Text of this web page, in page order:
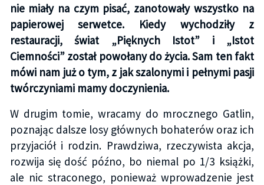
nie miały na czym pisać, zanotowały wszystko na
papierowej serwetce. Kiedy wychodziły z
restauracji, świat „Pięknych Istot” i „Istot
Ciemności” został powołany do życia. Sam ten fakt
mówi nam już o tym, z jak szalonymi i pełnymi pasji
twórczyniami mamy doczynienia.
W drugim tomie, wracamy do mrocznego Gatlin,
poznając dalsze losy głównych bohaterów oraz ich
przyjaciół i rodzin. Prawdziwa, rzeczywista akcja,
rozwija się dość późno, bo niemal po 1/3 książki,
ale nic straconego, ponieważ wprowadzenie jest